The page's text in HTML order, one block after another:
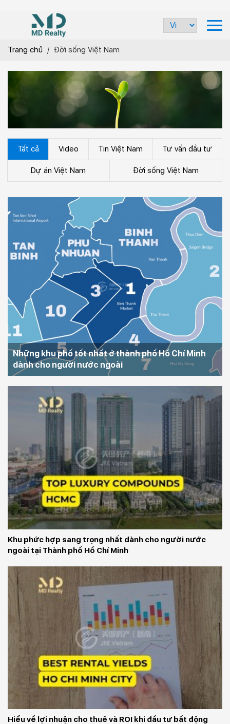
Trang chủ / Đời sống Việt Nam
Tất cả Video Tin Việt Nam Tư vấn đầu tư
Dự án Việt Nam Đời sống Việt Nam
Những khu phố tốt nhất ở thành phố Hồ Chí Minh
dành cho người nước ngoài
Khu phức hợp sang trọng nhất dành cho người nước
ngoài tại Thành phố Hồ Chí Minh
Hiểu về lợi nhuận cho thuê và ROI khi đầu tư bất động